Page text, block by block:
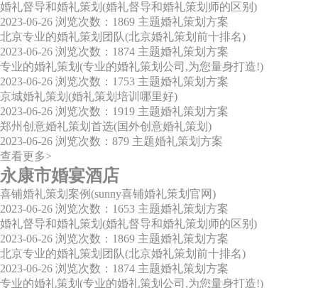
婚礼督导和婚礼策划(婚礼督导和婚礼策划师的区别)
2023-06-26 浏览次数：1869 主题婚礼策划方案
北京专业的婚礼策划团队(北京婚礼策划前十排名)
2023-06-26 浏览次数：1874 主题婚礼策划方案
专业的婚礼策划(专业的婚礼策划公司,为您量身打造!)
2023-06-26 浏览次数：1753 主题婚礼策划方案
京城婚礼策划(婚礼策划培训哪里好)
2023-06-26 浏览次数：1919 主题婚礼策划方案
郑州创意婚礼策划首选(国外创意婚礼策划)
2023-06-26 浏览次数：879 主题婚礼策划方案
查看更多>
永康市婚宴酒店
喜铺婚礼策划案例(sunny喜铺婚礼策划官网)
2023-06-26 浏览次数：1653 主题婚礼策划方案
婚礼督导和婚礼策划(婚礼督导和婚礼策划师的区别)
2023-06-26 浏览次数：1869 主题婚礼策划方案
北京专业的婚礼策划团队(北京婚礼策划前十排名)
2023-06-26 浏览次数：1874 主题婚礼策划方案
专业的婚礼策划(专业的婚礼策划公司,为您量身打造!)